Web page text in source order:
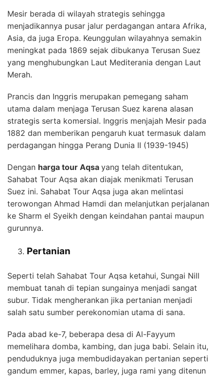
Mesir berada di wilayah strategis sehingga
menjadikannya pusar jalur perdagangan antara Afrika,
Asia, da juga Eropa. Keunggulan wilayahnya semakin
meningkat pada 1869 sejak dibukanya Terusan Suez
yang menghubungkan Laut Mediterania dengan Laut
Merah.
Prancis dan Inggris merupakan pemegang saham
utama dalam menjaga Terusan Suez karena alasan
strategis serta komersial. Inggris menjajah Mesir pada
1882 dan memberikan pengaruh kuat termasuk dalam
perdagangan hingga Perang Dunia II (1939-1945)
Dengan harga tour Aqsa yang telah ditentukan,
Sahabat Tour Aqsa akan diajak menikmati Terusan
Suez ini. Sahabat Tour Aqsa juga akan melintasi
terowongan Ahmad Hamdi dan melanjutkan perjalanan
ke Sharm el Syeikh dengan keindahan pantai maupun
gurunnya.
Pertanian
Seperti telah Sahabat Tour Aqsa ketahui, Sungai Nill
membuat tanah di tepian sungainya menjadi sangat
subur. Tidak mengherankan jika pertanian menjadi
salah satu sumber perekonomian utama di sana.
Pada abad ke-7, beberapa desa di Al-Fayyum
memelihara domba, kambing, dan juga babi. Selain itu,
penduduknya juga membudidayakan pertanian seperti
gandum emmer, kapas, barley, juga rami yang ditenun